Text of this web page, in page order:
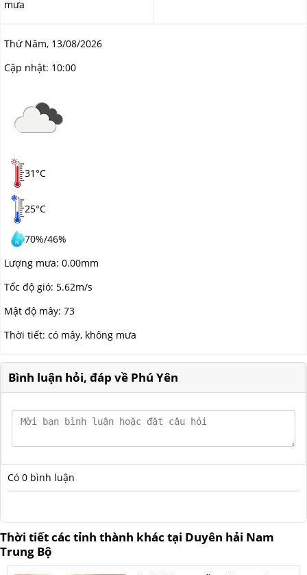
mưa
Thứ Năm, 13/08/2026
Cập nhật: 10:00
31°C
25°C
70%/46%
Lượng mưa: 0.00mm
Tốc độ gió: 5.62m/s
Mật độ mây: 73
Thời tiết: có mây, không mưa
Bình luận hỏi, đáp về Phú Yên
Có 0 bình luận
Thời tiết các tỉnh thành khác tại Duyên hải Nam
Trung Bộ